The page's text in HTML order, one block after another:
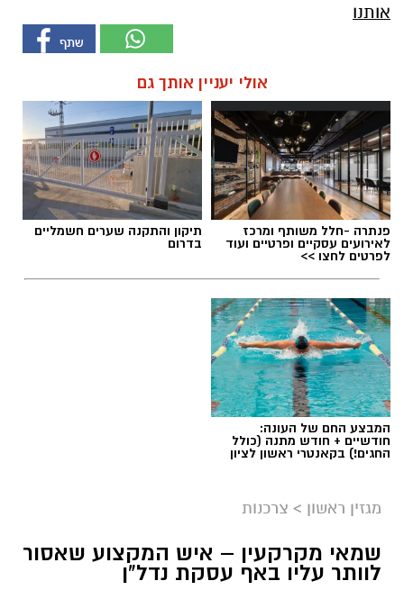
אותנו
אולי יעניין אותך גם
פנתרה -חלל משותף ומרכז
לאירועים עסקיים ופרטיים ועוד
לפרטים לחצו >>
תיקון והתקנה שערים חשמליים
בדרום
המבצע החם של העונה:
חודשיים + חודש מתנה (כולל
החגים!) בקאנטרי ראשון לציון
מגזין ראשון > צרכנות
שמאי מקרקעין – איש המקצוע שאסור
לוותר עליו באף עסקת נדל"ן